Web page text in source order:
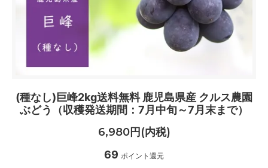
(種なし)巨峰2kg送料無料 鹿児島県産 クルス農園
ぶどう（収穫発送期間：7月中旬～7月末まで）
6,980円(内税)
69 ポイント還元